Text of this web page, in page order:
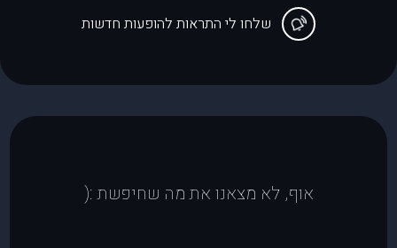
שלחו לי התראות להופעות חדשות
אוף, לא מצאנו את מה שחיפשת :(